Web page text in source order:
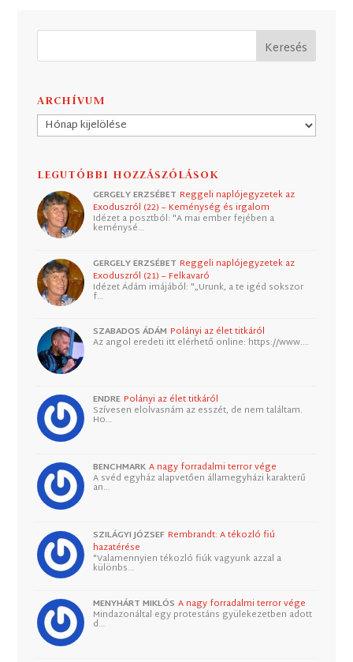
ARCHÍVUM
Archívum
LEGUTÓBBI HOZZÁSZÓLÁSOK
GERGELY ERZSÉBET Reggeli naplójegyzetek az
Exoduszról (22) – Keménység és irgalom
Idézet a posztból: "A mai ember fejében a
keménysé…
GERGELY ERZSÉBET Reggeli naplójegyzetek az
Exoduszról (21) – Felkavaró
Idézet Ádám imájából: "„Urunk, a te igéd sokszor
f…
SZABADOS ÁDÁM Polányi az élet titkáról
Az angol eredeti itt elérhető online: https://www.…
ENDRE Polányi az élet titkáról
Szívesen elolvasnám az esszét, de nem találtam.
Ho…
BENCHMARK A nagy forradalmi terror vége
A svéd egyház alapvetően államegyházi karakterű
an…
SZILÁGYI JÓZSEF Rembrandt: A tékozló fiú
hazatérése
"Valamennyien tékozló fiúk vagyunk azzal a
különbs…
MENYHÁRT MIKLÓS A nagy forradalmi terror vége
Mindazonáltal egy protestáns gyülekezetben adott
d…